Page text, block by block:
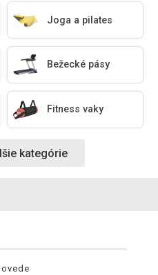
Joga a pilates
Bežecké pásy
Fitness vaky
kategórie